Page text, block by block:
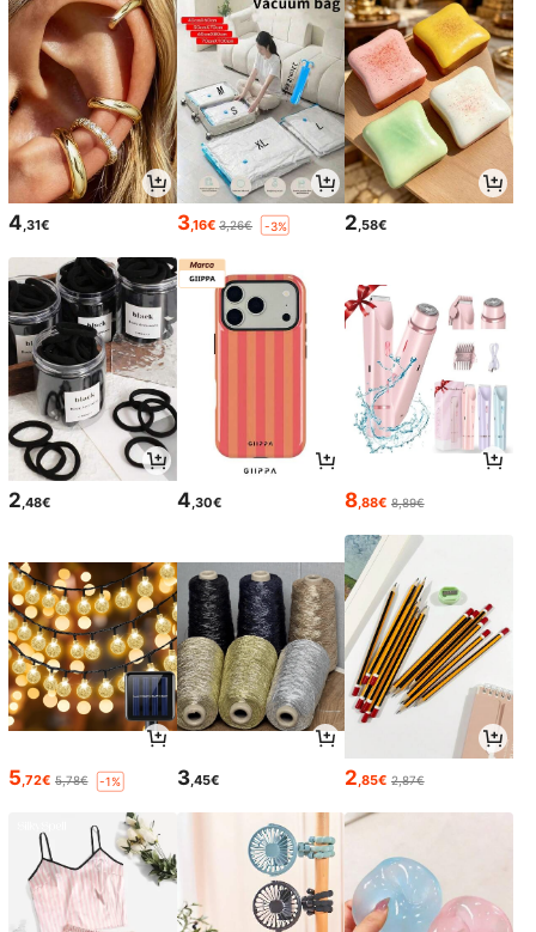
4 ,31€ 3,16€ 3,26€ -3% 2 ,58€
2,48€ 4,30€ 8,88€ 8,89€
5,72€ 5,78€ -1% 3,45€ 2,85€ 2,87€